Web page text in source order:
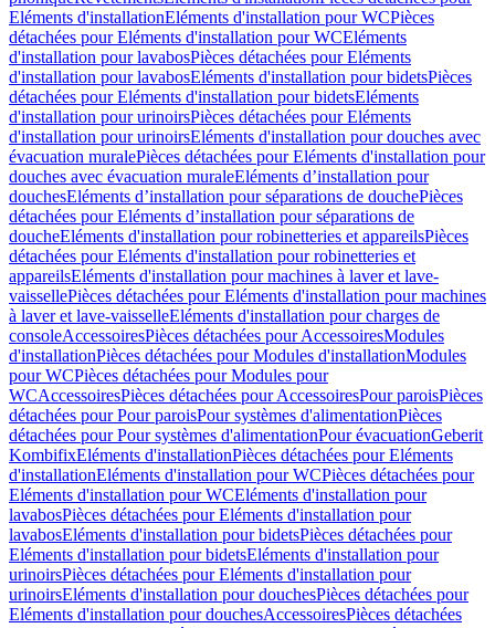
Eléments d'installationEléments d'installation pour WCPièces
détachées pour Eléments d'installation pour WCEléments
d'installation pour lavabosPièces détachées pour Eléments
d'installation pour lavabosEléments d'installation pour bidetsPièces
détachées pour Eléments d'installation pour bidetsEléments
d'installation pour urinoirsPièces détachées pour Eléments
d'installation pour urinoirsEléments d'installation pour douches avec
évacuation muralePièces détachées pour Eléments d'installation pour
douches avec évacuation muraleEléments d’installation pour
douchesEléments d’installation pour séparations de douchePièces
détachées pour Eléments d’installation pour séparations de
doucheEléments d'installation pour robinetteries et appareilsPièces
détachées pour Eléments d'installation pour robinetteries et
appareilsEléments d'installation pour machines à laver et lave-
vaissellePièces détachées pour Eléments d'installation pour machines
à laver et lave-vaisselleEléments d'installation pour charges de
consoleAccessoiresPièces détachées pour AccessoiresModules
d'installationPièces détachées pour Modules d'installationModules
pour WCPièces détachées pour Modules pour
WCAccessoiresPièces détachées pour AccessoiresPour paroisPièces
détachées pour Pour paroisPour systèmes d'alimentationPièces
détachées pour Pour systèmes d'alimentationPour évacuationGeberit
KombifixEléments d'installationPièces détachées pour Eléments
d'installationEléments d'installation pour WCPièces détachées pour
Eléments d'installation pour WCEléments d'installation pour
lavabosPièces détachées pour Eléments d'installation pour
lavabosEléments d'installation pour bidetsPièces détachées pour
Eléments d'installation pour bidetsEléments d'installation pour
urinoirsPièces détachées pour Eléments d'installation pour
urinoirsEléments d'installation pour douchesPièces détachées pour
Eléments d'installation pour douchesAccessoiresPièces détachées